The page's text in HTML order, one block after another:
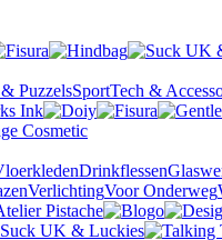
PuzzelsSportTech &
Drinkflessen
VerlichtingVoor Onderweg